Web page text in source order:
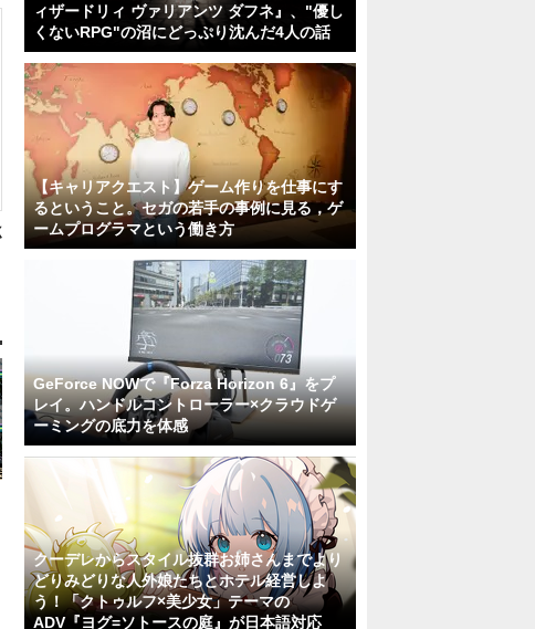
ィザードリィ ヴァリアンツ ダフネ』、"優し
くないRPG"の沼にどっぷり沈んだ4人の話
【キャリアクエスト】ゲーム作りを仕事にす
るということ。セガの若手の事例に見る，ゲ
ームプログラマという働き方
GeForce NOWで『Forza Horizon 6』をプ
レイ。ハンドルコントローラー×クラウドゲ
ーミングの底力を体感
クーデレからスタイル抜群お姉さんまでより
どりみどりな人外娘たちとホテル経営しよ
う！「クトゥルフ×美少女」テーマの
ADV『ヨグ=ソトースの庭』が日本語対応